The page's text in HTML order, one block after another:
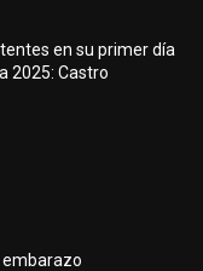
en su primer día
2025: Castro
embarazo